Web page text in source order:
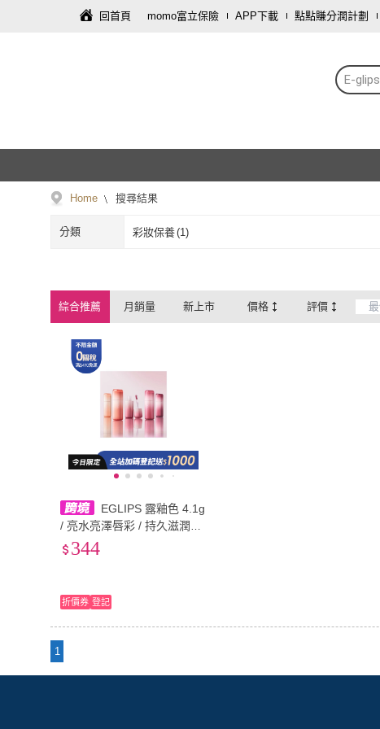
回首頁 momo富立保險 APP下載 點點賺分潤計劃
E-glips
Home 搜尋結果
分類 彩妝保養(1)
綜合推薦 月銷量 新上市 價格 評價
EGLIPS 露釉色 4.1g
/ 亮水亮澤唇彩 / 持久滋潤色
彩 344
折價券 登記
1